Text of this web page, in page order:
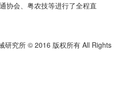
会、粤农技等进行了全程直
研究所 © 2016 版权所有 All Rights